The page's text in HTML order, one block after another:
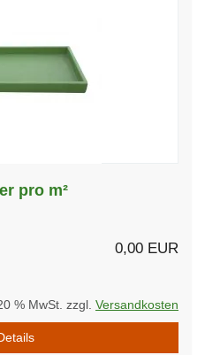
pro m²
0,00 EUR
% MwSt. zzgl. Versandkosten